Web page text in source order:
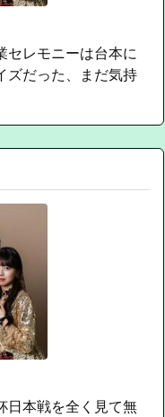
セレモニーは台本に
ズだった、まだ気持
日本戦を全く見て無